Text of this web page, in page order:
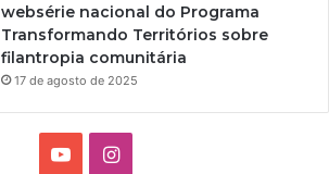
websérie nacional do Programa
Transformando Territórios sobre
filantropia comunitária
17 de agosto de 2025
I